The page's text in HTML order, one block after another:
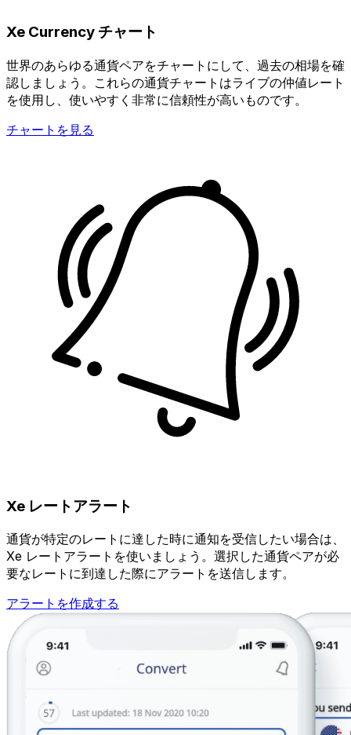
Xe Currency チャート
世界のあらゆる通貨ペアをチャートにして、過去の相場を確
認しましょう。これらの通貨チャートはライブの仲値レート
を使用し、使いやすく非常に信頼性が高いものです。
チャートを見る
Xe レートアラート
通貨が特定のレートに達した時に通知を受信したい場合は、
Xe レートアラートを使いましょう。選択した通貨ペアが必
要なレートに到達した際にアラートを送信します。
アラートを作成する